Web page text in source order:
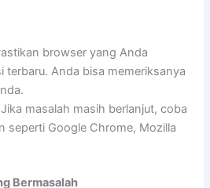
browser yang Anda
terbaru. Anda bisa memeriksanya
masalah masih berlanjut, coba
seperti Google Chrome, Mozilla
Bermasalah